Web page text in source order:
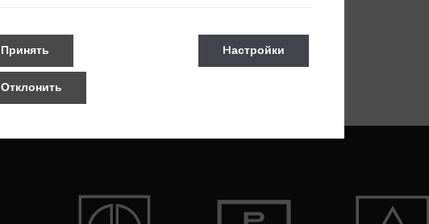
Принять Hастройки
Отклонить